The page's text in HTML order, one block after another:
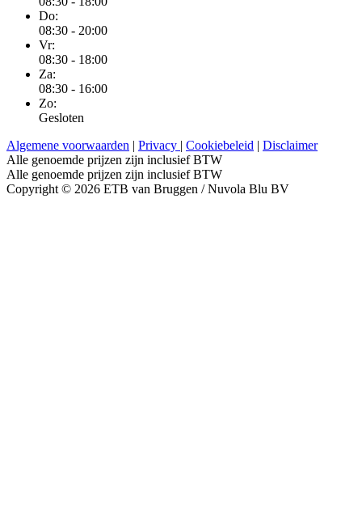
Do:
08:30 - 20:00
Vr:
08:30 - 18:00
Za:
08:30 - 16:00
Zo:
Gesloten
Algemene voorwaarden | Privacy | Cookiebeleid | Disclaimer
Alle genoemde prijzen zijn inclusief BTW
Alle genoemde prijzen zijn inclusief BTW
Copyright © 2026 ETB van Bruggen / Nuvola Blu BV